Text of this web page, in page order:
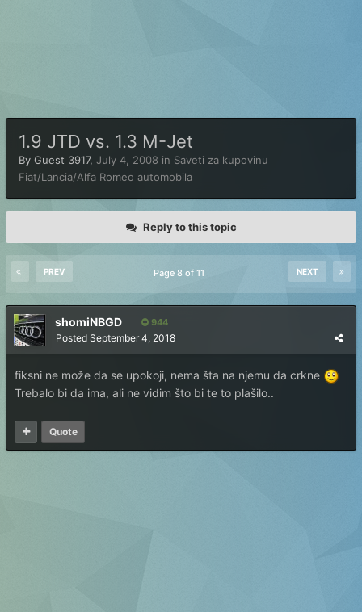
1.9 JTD vs. 1.3 M-Jet
By Guest 3917, July 4, 2008 in Saveti za kupovinu
Fiat/Lancia/Alfa Romeo automobila
Reply to this topic
PREV NEXT
Page 8 of 11
shomiNBGD 944
Posted September 4, 2018
fiksni ne može da se upokoji, nema šta na njemu da crkne
Trebalo bi da ima, ali ne vidim što bi te to plašilo..
Quote